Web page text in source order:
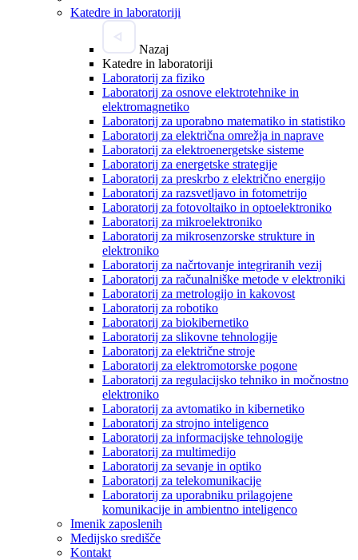
Katedre in laboratoriji
Nazaj
Katedre in laboratoriji
Laboratorij za fiziko
Laboratorij za osnove elektrotehnike in
elektromagnetiko
Laboratorij za uporabno matematiko in statistiko
Laboratorij za električna omrežja in naprave
Laboratorij za elektroenergetske sisteme
Laboratorij za energetske strategije
Laboratorij za preskrbo z električno energijo
Laboratorij za razsvetljavo in fotometrijo
Laboratorij za fotovoltaiko in optoelektroniko
Laboratorij za mikroelektroniko
Laboratorij za mikrosenzorske strukture in
elektroniko
Laboratorij za načrtovanje integriranih vezij
Laboratorij za računalniške metode v elektroniki
Laboratorij za metrologijo in kakovost
Laboratorij za robotiko
Laboratorij za biokibernetiko
Laboratorij za slikovne tehnologije
Laboratorij za električne stroje
Laboratorij za elektromotorske pogone
Laboratorij za regulacijsko tehniko in močnostno
elektroniko
Laboratorij za avtomatiko in kibernetiko
Laboratorij za strojno inteligenco
Laboratorij za informacijske tehnologije
Laboratorij za multimedijo
Laboratorij za sevanje in optiko
Laboratorij za telekomunikacije
Laboratorij za uporabniku prilagojene
komunikacije in ambientno inteligenco
Imenik zaposlenih
Medijsko središče
Kontakt